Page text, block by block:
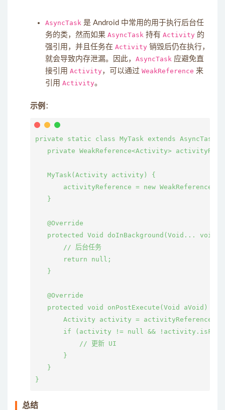
AsyncTask 是 Android 中常用的用于执行后台任
务的类，然而如果 AsyncTask 持有 Activity 的
强引用，并且任务在 Activity 销毁后仍在执行，
就会导致内存泄漏。因此， AsyncTask 应避免直
接引用 Activity，可以通过 WeakReference 来
引用 Activity。
示例 ：
private static class MyTask extends
private WeakReference<Activity>
   MyTask(Activity activity) {
activityReference = new
   }
   @Override
protected Void doInBackground(Void...
       // 后台任务
       return null;
   }
   @Override
   protected void onPostExecute(Void aVoid) {
Activity activity =
if (activity != null &&
           // 更新 UI
       }
   }
总结